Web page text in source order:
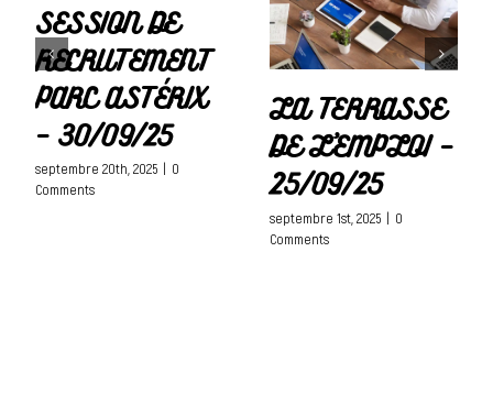
SESSION DE
RECRUTEMENT
PARC ASTÉRIX
– 30/09/25
septembre 20th, 2025 | 0
Comments
LA TERRASSE
DE L’EMPLOI –
25/09/25
septembre 1st, 2025 | 0
Comments